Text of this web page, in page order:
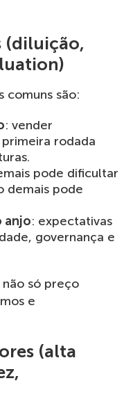
(diluição,
comuns são:
: vender
rodada
pode dificultar
demais pode
anjo: expectativas
governança e
só preço
e
(alta